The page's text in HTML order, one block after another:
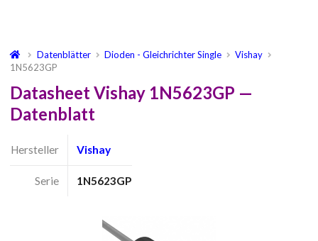
Datenblätter Dioden - Gleichrichter Single
Vishay
1N5623GP
Datasheet Vishay 1N5623GP —
Datenblatt
Hersteller Vishay
Serie 1N5623GP